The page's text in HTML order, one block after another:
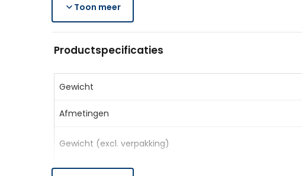
Groot volume:
Gemakkelijk schoon te houden:
Productspecificaties
Kleur:Zwart
Materiaal:
Capaciteit:
Detectietijd:0,5 seconden
Toon meer
Productspecificaties
Gewicht
Afmetingen
Gewicht (excl. verpakking)